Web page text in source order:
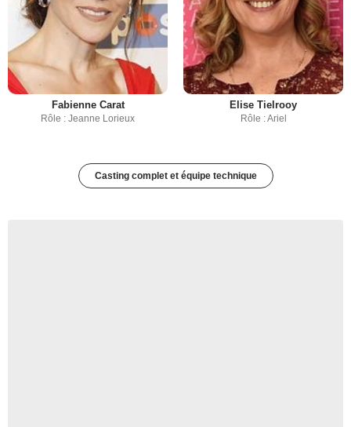
Fabienne Carat
Rôle : Jeanne Lorieux
Elise Tielrooy
Rôle : Ariel
Casting complet et équipe technique